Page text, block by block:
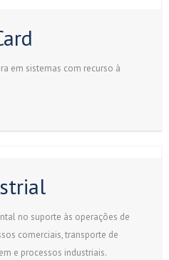
em sistemas com recurso à
no suporte às operações de
comerciais, transporte de
e processos industriais.